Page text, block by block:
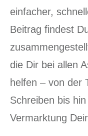
einfacher,
Beitrag findest
die Dir bei allen
helfen – von der
Schreiben bis
Vermarktung